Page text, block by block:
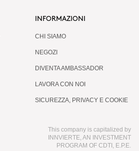
INFORMAZIONI
CHI SIAMO
NEGOZI
DIVENTA AMBASSADOR
LAVORA CON NOI
SICUREZZA, PRIVACY E COOKIE
This company is capitalized by
INNVIERTE, AN INVESTMENT
PROGRAM OF CDTI, E.P.E.